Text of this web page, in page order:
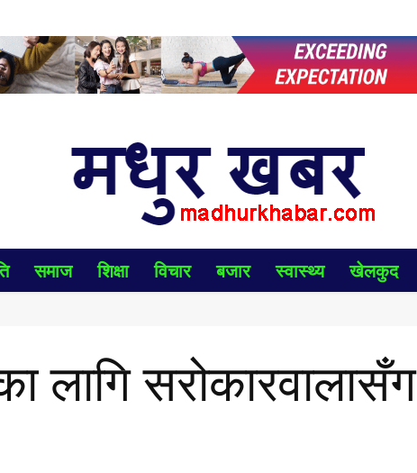
समाज शिक्षा विचार बजार स्वास्थ्य खेलकुद
लागि सरोकारवालासँग